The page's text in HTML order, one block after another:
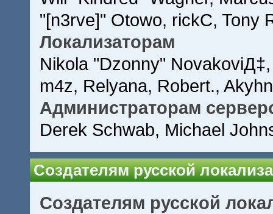
"[n3rve]" Otowo, rickC, Tony
Локализаторам
Nikola "Dzonny"
m4z, Relyana, Robert.,
Администраторам
Derek Schwab, Michael
Создателям русской
Создателям русской